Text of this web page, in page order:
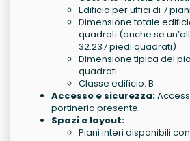
Edificio per uffici di 7 piani
Dimensione totale
quadrati (anche se
32.237 piedi quadrati)
Dimensione tipica del
quadrati
Classe edificio: B
Accesso e sicurezza:
portineria presente
Spazi e layout:
Piani interi disponibili